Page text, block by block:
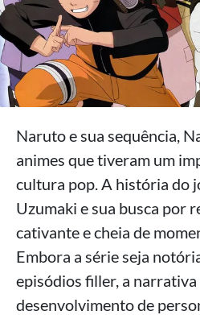
Naruto e sua sequência,
animes que tiveram um
cultura pop. A história do
Uzumaki e sua busca por
cativante e cheia de
Embora a série seja
episódios filler, a
desenvolvimento de